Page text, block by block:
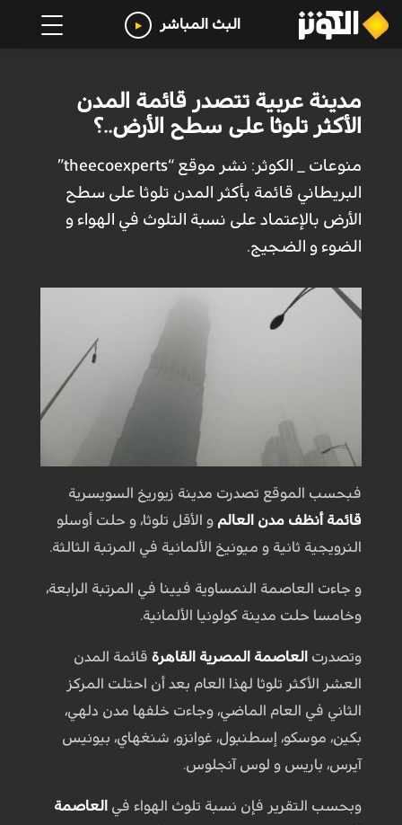
البث المباشر
مدينة عربية تتصدر قائمة المدن
الأكثر تلوثا على سطح الأرض..؟
منوعات _ الكوثر: نشر موقع “theecoexperts”
البريطاني قائمة بأكثر المدن تلوثا على سطح
الأرض بالإعتماد على نسبة التلوث في الهواء و
الضوء و الضجيج.
فبحسب الموقع تصدرت مدينة زيوريخ السويسرية
قائمة أنظف مدن العالم و الأقل تلوثا، و حلت أوسلو
النرويجية ثانية و ميونيخ الألمانية في المرتبة الثالثة.
و جاءت العاصمة النمساوية فيينا في المرتبة الرابعة،
وخامسا حلت مدينة كولونيا الألمانية.
وتصدرت العاصمة المصرية القاهرةقائمة المدن
العشر الأكثر تلوثا لهذا العام بعد أن احتلت المركز
الثاني في العام الماضي، وجاءت خلفها مدن دلهي،
بكين، موسكو، إسطنبول، غوانزو، شنغهاي، بيونيس
آيرس، باريس و لوس آنجلوس.
وبحسب التقرير فإن نسبة تلوث الهواء في العاصمة